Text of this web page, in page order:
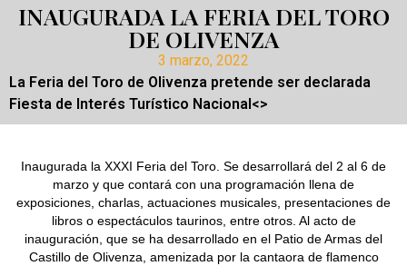
INAUGURADA LA FERIA DEL TORO
DE OLIVENZA
3 marzo, 2022
La Feria del Toro de Olivenza pretende ser declarada
Fiesta de Interés Turístico Nacional<>
Inaugurada la XXXI Feria del Toro. Se desarrollará del 2 al 6 de
marzo y que contará con una programación llena de
exposiciones, charlas, actuaciones musicales, presentaciones de
libros o espectáculos taurinos, entre otros. Al acto de
inauguración, que se ha desarrollado en el Patio de Armas del
Castillo de Olivenza, amenizada por la cantaora de flamenco